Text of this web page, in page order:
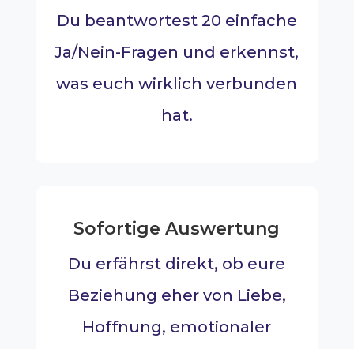
Du beantwortest 20 einfache
Ja/Nein-Fragen und erkennst,
was euch wirklich verbunden
hat.
Sofortige Auswertung
Du erfährst direkt, ob eure
Beziehung eher von Liebe,
Hoffnung, emotionaler